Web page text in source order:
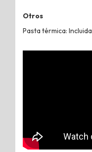
Otros
Pasta térmica: Incluida